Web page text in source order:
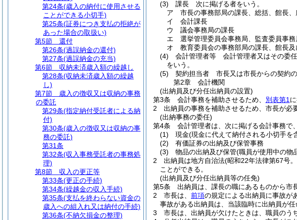
(3)
課長 次に掲げる者をいう。
ア
市長の事務部局の課長、総括、館長
イ
会計課長
ウ
議会事務局の課長
エ
選挙管理委員会事務局、監査委員事
オ
教育委員会の事務部局の課長、館長
(4)
会計管理者等 会計管理者又はその委
をいう。
(5)
契約担当者 市長又は市長からの契約
第2章
会計機関
(出納員及び分任出納員の設置)
第3条
会計事務を補助させるため、 別表第1
2
出納員の事務を補助させるため、市長が必
(出納事務の委任)
第4条
会計管理者は、次に掲げる会計事務で
(1)
現金(現金に代えて納付される小切手を
(2)
有価証券の出納及び保管事務
(3)
物品の出納及び保管(職員が使用中の物
2
出納員は地方自治法(昭和22年法律第67号
ことができる。
(出納員及び分任出納員等の任免)
第5条
出納員は、課長の職にあるものから市
2
市長は、 前項の規定による出納員に事故が
事故がある出納員は、当該臨時に出納員が
3
市長は、出納員が欠けたときは、職員のう
第24条(歳入の納付に使用させる
ことができる小切手)
第25条(証券につき支払の拒絶が
あった場合の取扱い)
第5節
還付
第26条(過誤納金の還付)
第27条(過誤納金の充当)
第6節
収納未済歳入額の繰越し
第28条(収納未済歳入額の繰越
し)
第7節
歳入の徴収又は収納の事務
の委託
第29条(指定納付受託者による納
付)
第30条(歳入の徴収又は収納の事
務の委託)
第31条
第32条(収入事務受託者の事務処
理)
第8節
収入の更正等
第33条(更正の手続)
第34条(繰越金の収入手続)
第35条(支払を終わらない資金の
歳入への組入れ又は納付の手続)
第36条(不納欠損金の整理)